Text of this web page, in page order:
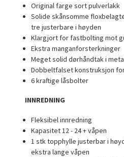
Original farge sort pulverlakk
Solide skånsomme
tre justerbare i høyden
Klargjort for fastbolting mot
Ekstra manganforsterkninger
Meget solid dørhåndtak i
Dobbeltfalset konstruksjon
6 kraftige låsbolter
INNREDNING
Fleksibel innredning
Kapasitet 12 - 24 + våpen
1 stk topphylle justerbar i
ekstra lange våpen